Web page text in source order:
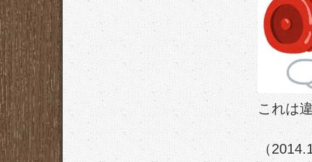
これは
（